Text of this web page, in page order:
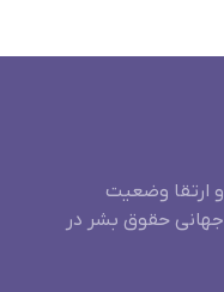
ارتقا وضعیت
حقوق بشر در